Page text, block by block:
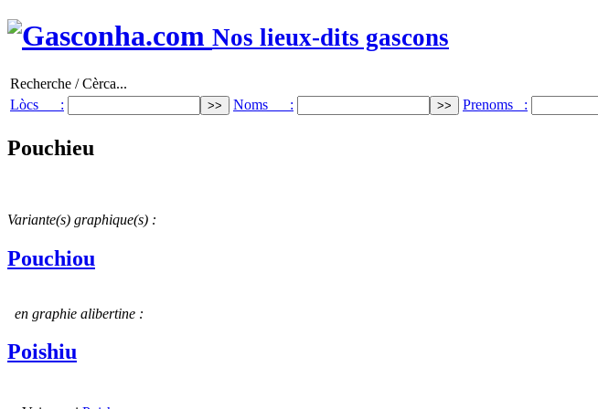
Nos lieux-dits gascons
Recherche / Cèrca...
Lòcs :
Noms : Prenoms :
Pouchieu
Variante(s) graphique(s) :
Pouchiou
en graphie alibertine :
Poishiu